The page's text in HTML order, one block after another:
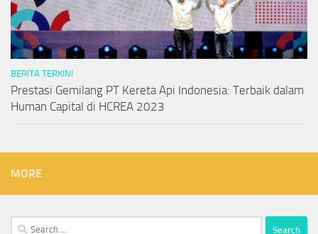
BERITA TERKINI
Prestasi Gemilang PT Kereta Api Indonesia: Terbaik dalam
Human Capital di HCREA 2023
MORE
Search